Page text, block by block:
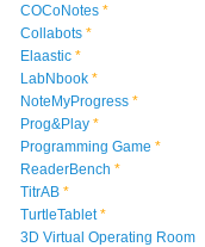
COCoNotes *
Collabots *
Elaastic *
LabNbook *
NoteMyProgress *
Prog&Play *
Programming Game *
ReaderBench *
TitrAB *
TurtleTablet *
3D Virtual Operating Room